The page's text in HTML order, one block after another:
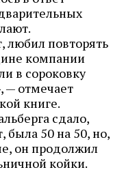
любил повторять
компании
в сороковку
— отмечает
книге.
сдало,
была 50 на 50, но,
он продолжил
койки.